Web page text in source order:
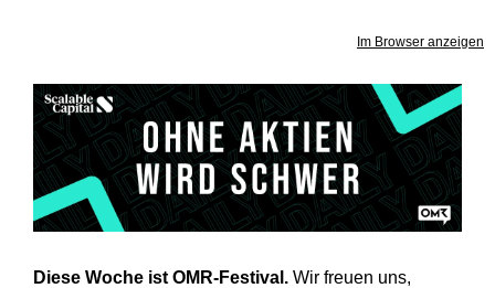
Im Browser anzeigen
Diese Woche ist OMR-Festival. Wir freuen uns,